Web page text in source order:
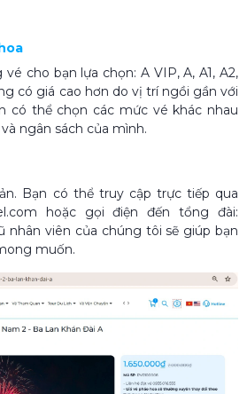
cho bạn lựa chọn: A VIP, A, A1, A2,
có giá cao hơn do vị trí ngồi gần với
có thể chọn các mức vé khác nhau
ngân sách của mình.
Bạn có thể truy cập trực tiếp qua
hoặc gọi điện đến tổng đài:
nhân viên của chúng tôi sẽ giúp bạn
muốn.